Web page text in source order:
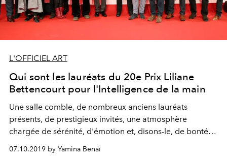
L'OFFICIEL ART
Qui sont les lauréats du 20e Prix Liliane
Bettencourt pour l'Intelligence de la main
Une salle comble, de nombreux anciens lauréats
présents, de prestigieux invités, une atmosphère
chargée de sérénité, d'émotion et, disons-le, de bonté :
Bettencourt pour l'intelligence de la main – tenue le 3
07.10.2019 by Yamina Benaï